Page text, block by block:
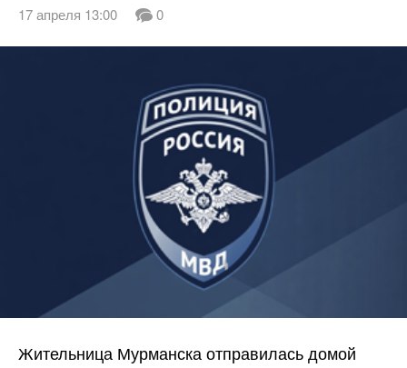
17 апреля 13:00 0
Жительница Мурманска отправилась домой